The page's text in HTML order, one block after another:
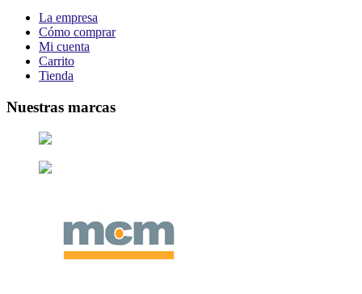
La empresa
Cómo comprar
Mi cuenta
Carrito
Tienda
Nuestras marcas